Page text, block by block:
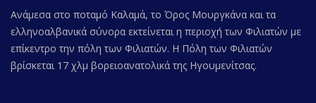
Ανάμεσα στο ποταμό Καλαμά, το Όρος Μουργκάνα και τα
ελληνοαλβανικά σύνορα εκτείνεται η περιοχή των Φιλιατών με
επίκεντρο την πόλη των Φιλιατών. Η Πόλη των Φιλιατών
βρίσκεται 17 χλμ βορειοανατολικά της Ηγουμενίτσας.